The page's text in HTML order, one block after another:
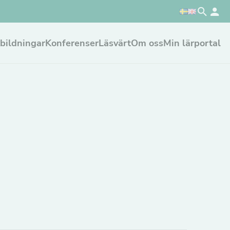
KonferenserLäsvärtOm ossMin lärportal